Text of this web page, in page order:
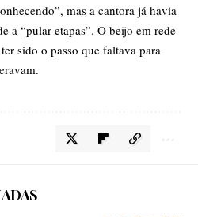
mas a cantora já havia
a “pular etapas”. O beijo em rede
sido o passo que faltava para